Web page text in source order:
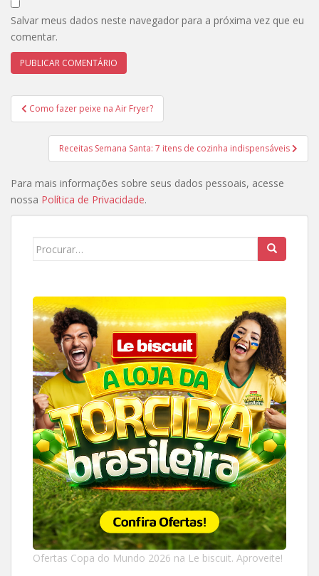
Salvar meus dados neste navegador para a próxima vez que eu
comentar.
Navegação
de
Como fazer peixe na Air Fryer?
Receitas Semana Santa: 7 itens de cozinha indispensáveis
Para mais informações sobre seus dados pessoais, acesse
nossa Política de Privacidade.
Search
Ofertas Copa do Mundo 2026 na Le biscuit. Aproveite!